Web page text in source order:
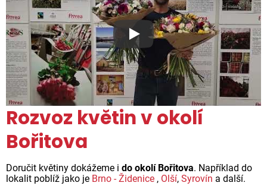
Proč jsou květiny z Florea
Rozvoz květin v okolí
Bořitova
Doručit květiny dokážeme i do okolí Bořitova. Například do
lokalit poblíž jako je Brno - Židenice , Olší, Syrovín a další.